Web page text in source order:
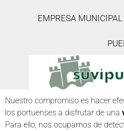
EMPRESA
Nuestro compromiso es hacer
los portuenses a disfrutar de una
Para ello, nos ocupamos de